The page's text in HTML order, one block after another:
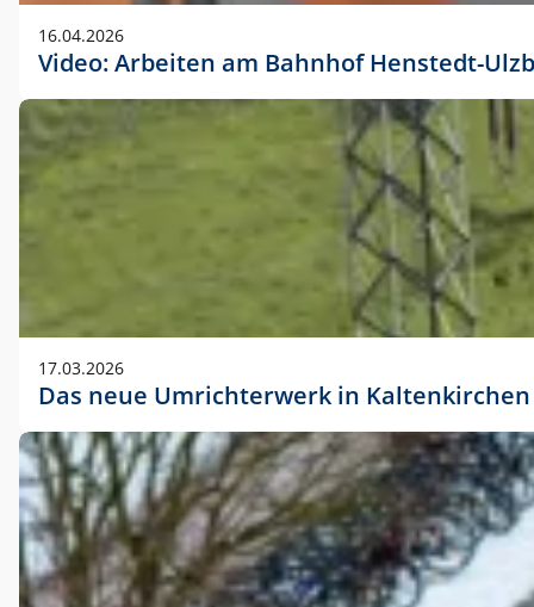
16.04.2026
Video: Arbeiten am Bahnhof Henstedt-
17.03.2026
Das neue Umrichterwerk in Kaltenkirchen